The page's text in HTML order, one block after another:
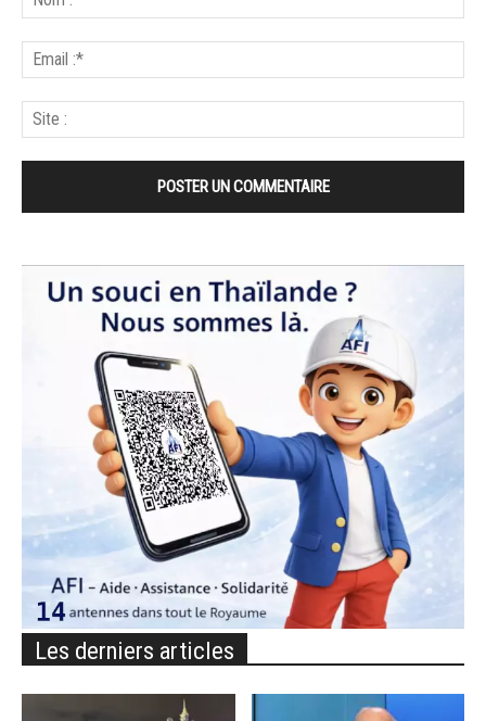
Les derniers articles